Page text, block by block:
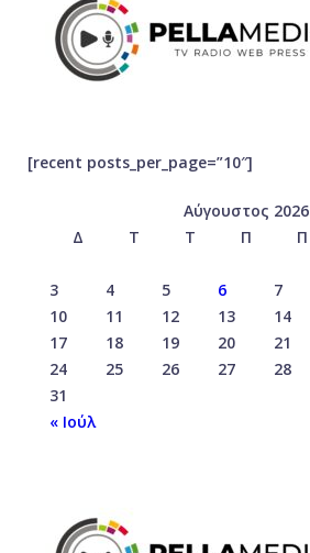
[recent posts_per_page=”10″]
Αύγουστος 2026
Δ
Τ Τ Π Π
3
4 5 6 7
10
11 12 13 14
17
18 19 20 21
24
25 26 27 28
31
« Ιούλ